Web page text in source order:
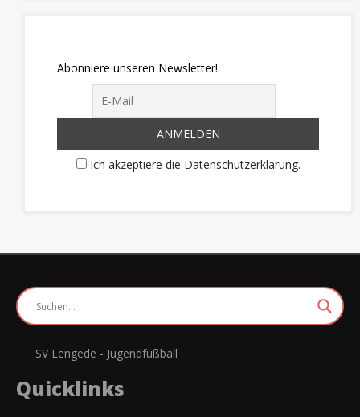
Abonniere unseren Newsletter!
Ich akzeptiere die Datenschutzerklärung.
SV Lengede - Jugendfußball
Quicklinks